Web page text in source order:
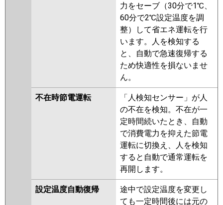
力をセーブ（30分で1℃、
60分で2℃設定温度を調
整）して省エネ運転を行
います。人を検知する
と、自動で急速復帰する
ため快適性を損ないませ
ん。
不在時節電運転
「人検知センサー」が人
の不在を検知。不在が一
定時間続いたとき、自動
で消費電力を抑えた節電
運転に切換え、人を検知
すると自動で通常運転を
再開します。
設定温度自動復帰
途中で設定温度を変更し
ても一定時間後には元の